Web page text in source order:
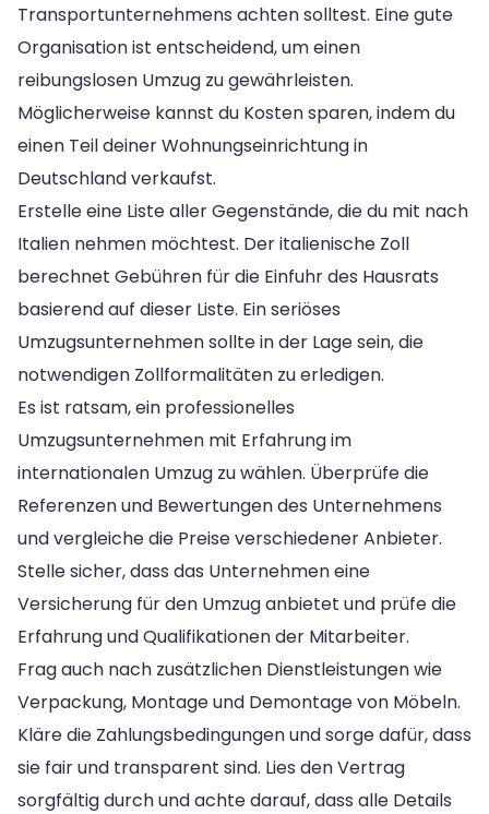
Transportunternehmens achten solltest. Eine gute
Organisation ist entscheidend, um einen
reibungslosen Umzug zu gewährleisten.
Möglicherweise kannst du Kosten sparen, indem du
einen Teil deiner Wohnungseinrichtung in
Deutschland verkaufst.
Erstelle eine Liste aller Gegenstände, die du mit nach
Italien nehmen möchtest. Der italienische Zoll
berechnet Gebühren für die Einfuhr des Hausrats
basierend auf dieser Liste. Ein seriöses
Umzugsunternehmen sollte in der Lage sein, die
notwendigen Zollformalitäten zu erledigen.
Es ist ratsam, ein professionelles
Umzugsunternehmen mit Erfahrung im
internationalen Umzug zu wählen. Überprüfe die
Referenzen und Bewertungen des Unternehmens
und vergleiche die Preise verschiedener Anbieter.
Stelle sicher, dass das Unternehmen eine
Versicherung für den Umzug anbietet und prüfe die
Erfahrung und Qualifikationen der Mitarbeiter.
Frag auch nach zusätzlichen Dienstleistungen wie
Verpackung, Montage und Demontage von Möbeln.
Kläre die Zahlungsbedingungen und sorge dafür, dass
sie fair und transparent sind. Lies den Vertrag
sorgfältig durch und achte darauf, dass alle Details